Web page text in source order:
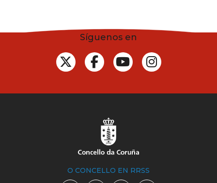
Síguenos en
O CONCELLO EN RRSS